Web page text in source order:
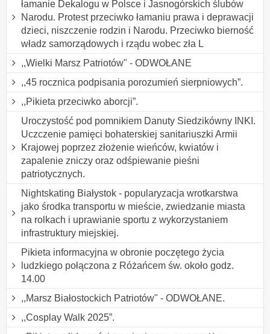
łamanie Dekalogu w Polsce i Jasnogórskich ślubów
Narodu. Protest przeciwko łamaniu prawa i deprawacji
dzieci, niszczenie rodzin i Narodu. Przeciwko bierność
władz samorządowych i rządu wobec zła L
,,Wielki Marsz Patriotów" - ODWOŁANE
,,45 rocznica podpisania porozumień sierpniowych”.
,,Pikieta przeciwko aborcji”.
Uroczystość pod pomnikiem Danuty Siedzikówny INKI.
Uczczenie pamięci bohaterskiej sanitariuszki Armii
Krajowej poprzez złożenie wieńców, kwiatów i
zapalenie zniczy oraz odśpiewanie pieśni
patriotycznych.
Nightskating Białystok - popularyzacja wrotkarstwa
jako środka transportu w mieście, zwiedzanie miasta
na rolkach i uprawianie sportu z wykorzystaniem
infrastruktury miejskiej.
Pikieta informacyjna w obronie poczętego życia
ludzkiego połączona z Różańcem św. około godz.
14.00
,,Marsz Białostockich Patriotów" - ODWOŁANE.
,,Cosplay Walk 2025”.